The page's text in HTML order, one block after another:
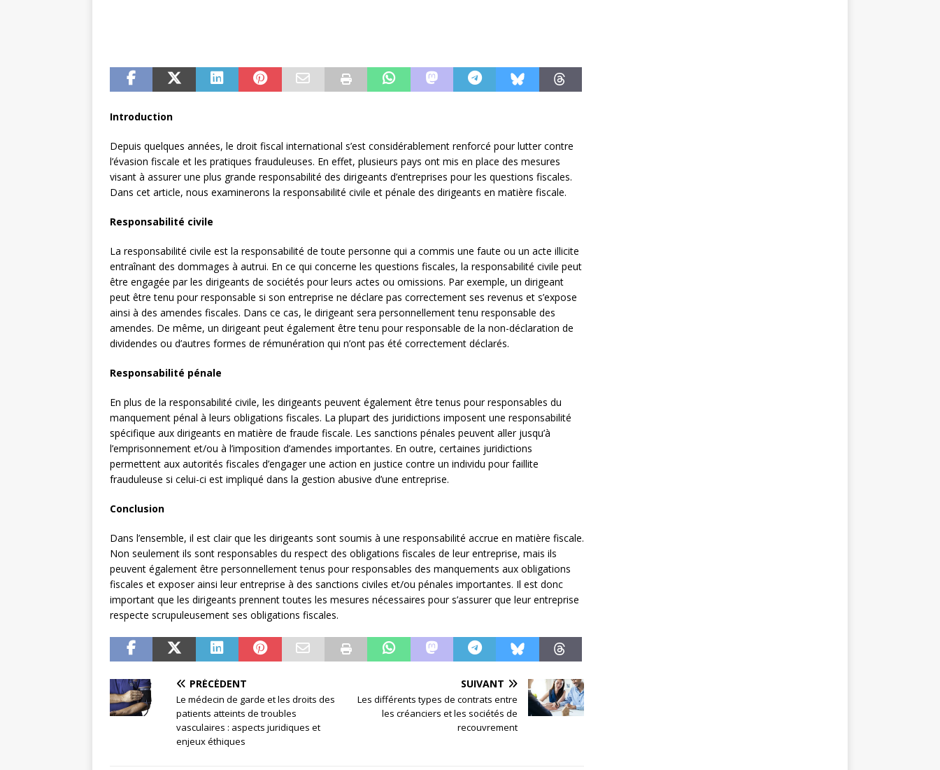
Introduction
Depuis quelques années, le droit fiscal international s’est considérablement renforcé pour lutter contre
l’évasion fiscale et les pratiques frauduleuses. En effet, plusieurs pays ont mis en place des mesures
visant à assurer une plus grande responsabilité des dirigeants d’entreprises pour les questions fiscales.
Dans cet article, nous examinerons la responsabilité civile et pénale des dirigeants en matière fiscale.
Responsabilité civile
La responsabilité civile est la responsabilité de toute personne qui a commis une faute ou un acte illicite
entraînant des dommages à autrui. En ce qui concerne les questions fiscales, la responsabilité civile peut
être engagée par les dirigeants de sociétés pour leurs actes ou omissions. Par exemple, un dirigeant
peut être tenu pour responsable si son entreprise ne déclare pas correctement ses revenus et s’expose
ainsi à des amendes fiscales. Dans ce cas, le dirigeant sera personnellement tenu responsable des
amendes. De même, un dirigeant peut également être tenu pour responsable de la non-déclaration de
dividendes ou d’autres formes de rémunération qui n’ont pas été correctement déclarés.
Responsabilité pénale
En plus de la responsabilité civile, les dirigeants peuvent également être tenus pour responsables du
manquement pénal à leurs obligations fiscales. La plupart des juridictions imposent une responsabilité
spécifique aux dirigeants en matière de fraude fiscale. Les sanctions pénales peuvent aller jusqu’à
l’emprisonnement et/ou à l’imposition d’amendes importantes. En outre, certaines juridictions
permettent aux autorités fiscales d’engager une action en justice contre un individu pour faillite
frauduleuse si celui-ci est impliqué dans la gestion abusive d’une entreprise.
Conclusion
Dans l’ensemble, il est clair que les dirigeants sont soumis à une responsabilité accrue en matière fiscale.
Non seulement ils sont responsables du respect des obligations fiscales de leur entreprise, mais ils
peuvent également être personnellement tenus pour responsables des manquements aux obligations
fiscales et exposer ainsi leur entreprise à des sanctions civiles et/ou pénales importantes. Il est donc
important que les dirigeants prennent toutes les mesures nécessaires pour s’assurer que leur entreprise
respecte scrupuleusement ses obligations fiscales.
PRÉCÉDENT
Le médecin de garde et les droits des
patients atteints de troubles
vasculaires : aspects juridiques et
enjeux éthiques
SUIVANT
Les différents types de contrats entre
les créanciers et les sociétés de
recouvrement